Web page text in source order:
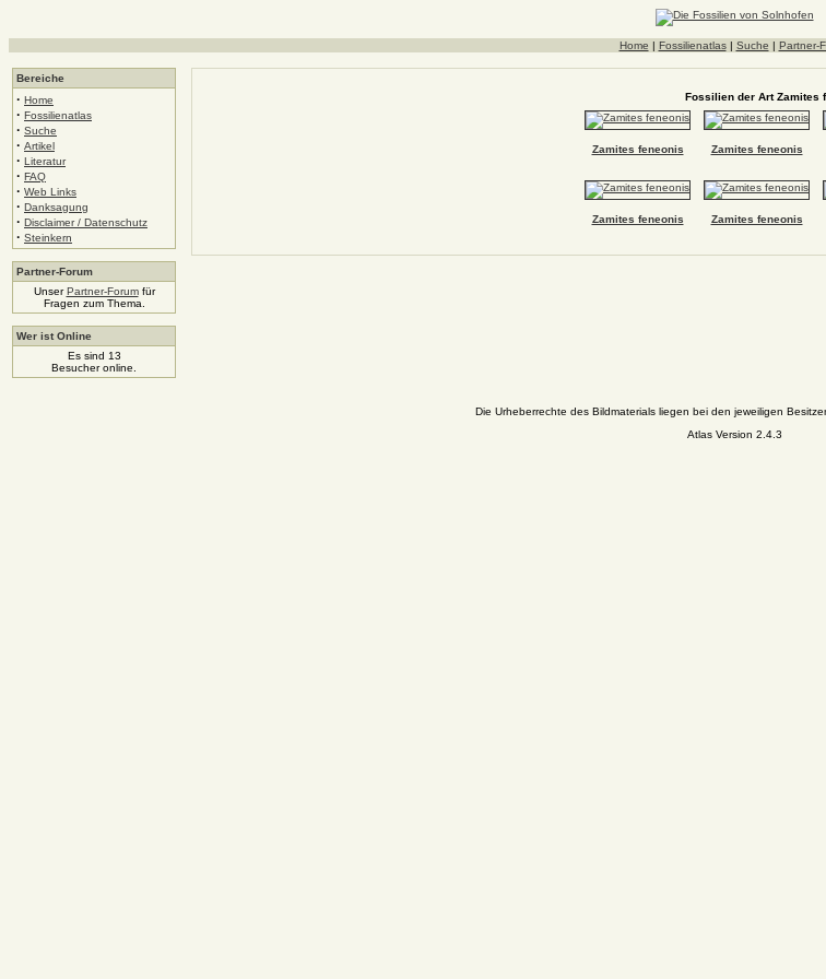
Home | Fossilienatlas| Suche | Partner-
Bereiche
· Home
· Fossilienatlas
· Suche
· Artikel
· Literatur
· FAQ
· Web Links
· Danksagung
· Disclaimer / Datenschutz
· Steinkern
Partner-Forum
UnserPartner-Forumfür
Fragen zum Thema.
Wer ist Online
Es sind 13
Besucher online.
Fossilien der Art Zamites
Zamites feneonis Zamites feneonis
Zamites feneonis Zamites feneonis
Die Urheberrechte des Bildmaterials liegen bei den jeweiligen
Atlas Version 2.4.3